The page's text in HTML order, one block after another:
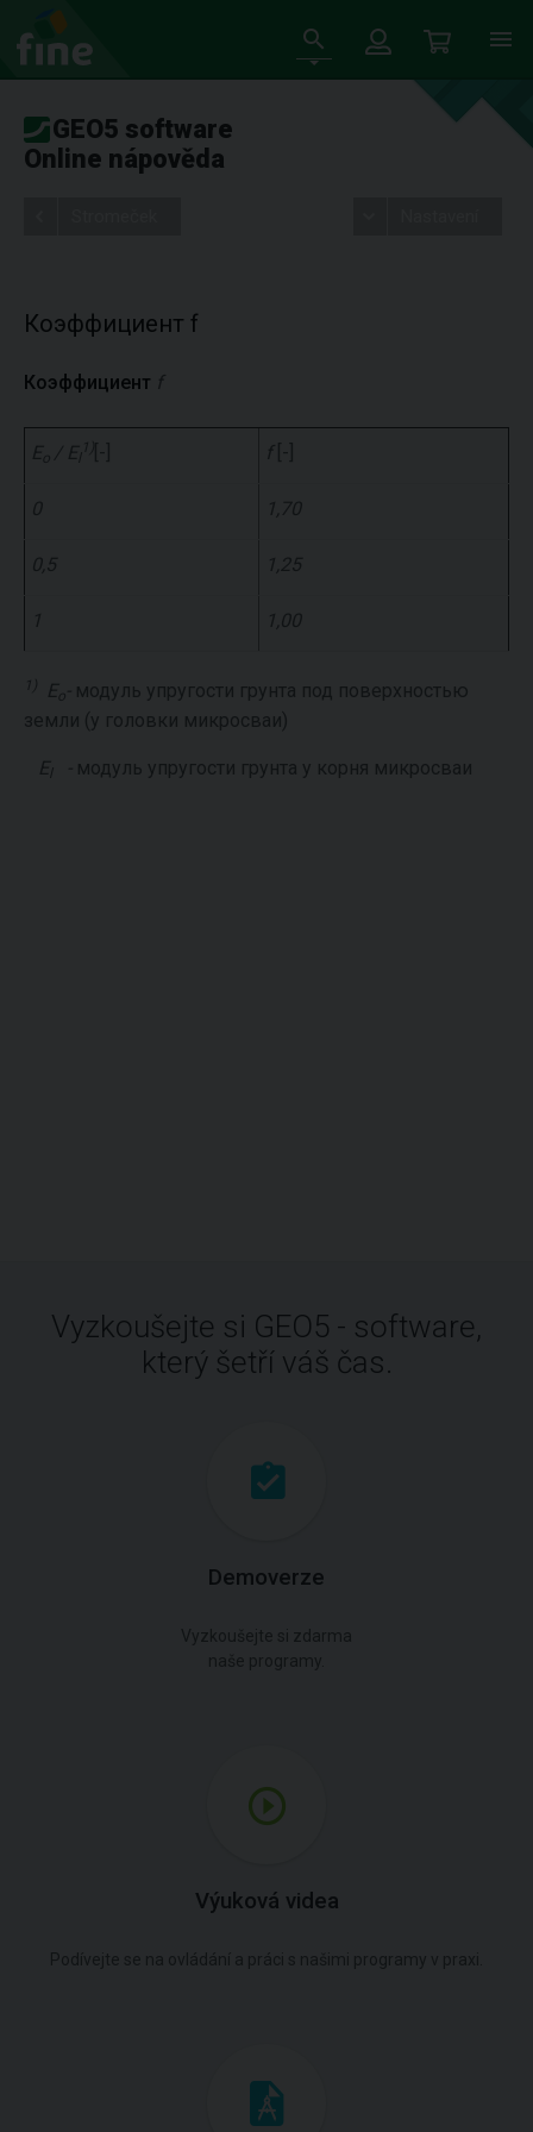
GEO5 software
Online nápověda
Коэффициент f
Коэффициент f
E / E 1) [-] f [-]
0 1,70
0,5 1,25
1 1,00
1) E o
модуль упругости грунта под поверхностью
земли (у головки микросваи)
El- модуль упругости грунта у корня микросваи
Vyzkoušejte si GEO5 - software,
který šetří váš čas.
Demoverze
Výuková videa